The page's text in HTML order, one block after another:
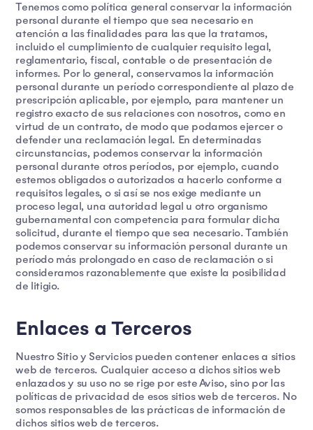
Tenemos como política general conservar la información
personal durante el tiempo que sea necesario en
atención a las finalidades para las que la tratamos,
incluido el cumplimiento de cualquier requisito legal,
reglamentario, fiscal, contable o de presentación de
informes. Por lo general, conservamos la información
personal durante un período correspondiente al plazo de
prescripción aplicable, por ejemplo, para mantener un
registro exacto de sus relaciones con nosotros, como en
virtud de un contrato, de modo que podamos ejercer o
defender una reclamación legal. En determinadas
circunstancias, podemos conservar la información
personal durante otros períodos, por ejemplo, cuando
estemos obligados o autorizados a hacerlo conforme a
requisitos legales, o si así se nos exige mediante un
proceso legal, una autoridad legal u otro organismo
gubernamental con competencia para formular dicha
solicitud, durante el tiempo que sea necesario. También
podemos conservar su información personal durante un
período más prolongado en caso de reclamación o si
consideramos razonablemente que existe la posibilidad
de litigio.
Enlaces a Terceros
Nuestro Sitio y Servicios pueden contener enlaces a sitios
web de terceros. Cualquier acceso a dichos sitios web
enlazados y su uso no se rige por este Aviso, sino por las
políticas de privacidad de esos sitios web de terceros. No
somos responsables de las prácticas de información de
dichos sitios web de terceros.